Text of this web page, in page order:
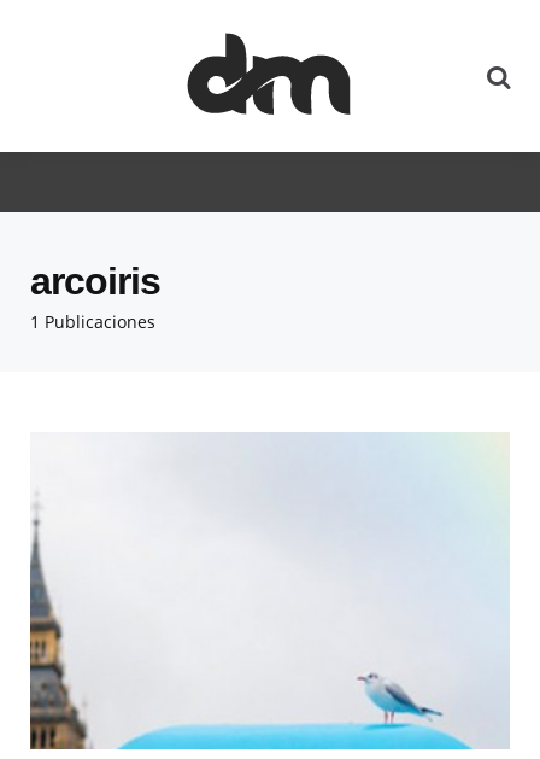
1 Publicaciones
arcoiris